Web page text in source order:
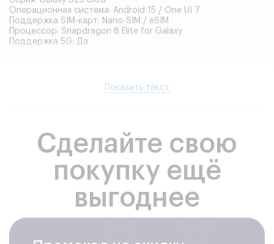
Операционная система: Android 15 / One UI 7
Поддержка SIM-карт: Nano-SIM / eSIM
Процессор: Snapdragon 8 Elite for Galaxy
Поддержка 5G: Да
Материал корпуса: титан / стекло (Gorilla Glass Victus 2)
Защита от воды и пыли: IP68
Gray, Titanium Whitesilver и другие
Показать текст
Сделайте свою
покупку ещё
выгоднее